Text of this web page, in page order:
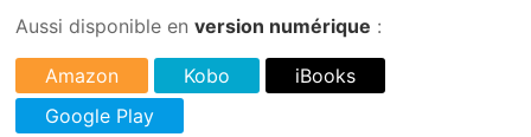
Aussi disponible enversion numérique :